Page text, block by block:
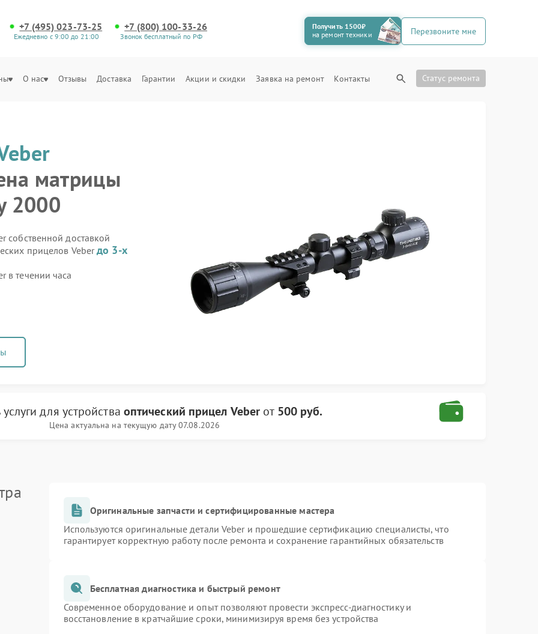
+7 (495) 023-73-25
Ежедневно с 9:00 до 21:00
+7 (800) 100-33-26
Звонок бесплатный по РФ
Получить 1500₽
на ремонт техники
Перезвоните мне
О нас Отзывы Доставка Гарантии Акции и скидки Заявка на ремонт Контакты Статус ремонта
матрицы
2000
собственной доставкой
прицелов Veberдо 3-х
в течении часа
услугидля устройства оптический прицел Veber от 500 руб.
Цена актуальна на текущую дату 07.08.2026
Оригинальные запчасти и сертифицированные мастера
Используются оригинальные детали Veber и прошедшие сертификацию специалисты, что
гарантирует корректную работу после ремонта и сохранение гарантийных обязательств
Бесплатная диагностика и быстрый ремонт
Современное оборудование и опыт позволяют провести экспресс-диагностику и
восстановление в кратчайшие сроки, минимизируя время без устройства